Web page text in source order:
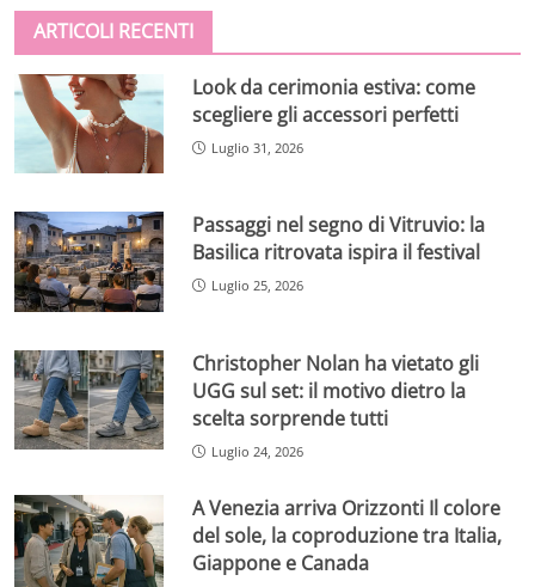
ARTICOLI RECENTI
Look da cerimonia estiva: come
scegliere gli accessori perfetti
Luglio 31, 2026
Passaggi nel segno di Vitruvio: la
Basilica ritrovata ispira il festival
Luglio 25, 2026
Christopher Nolan ha vietato gli
UGG sul set: il motivo dietro la
scelta sorprende tutti
Luglio 24, 2026
A Venezia arriva Orizzonti Il colore
del sole, la coproduzione tra Italia,
Giappone e Canada